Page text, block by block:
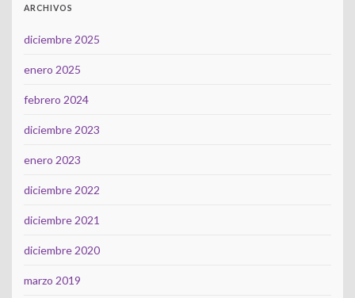
ARCHIVOS
diciembre 2025
enero 2025
febrero 2024
diciembre 2023
enero 2023
diciembre 2022
diciembre 2021
diciembre 2020
marzo 2019